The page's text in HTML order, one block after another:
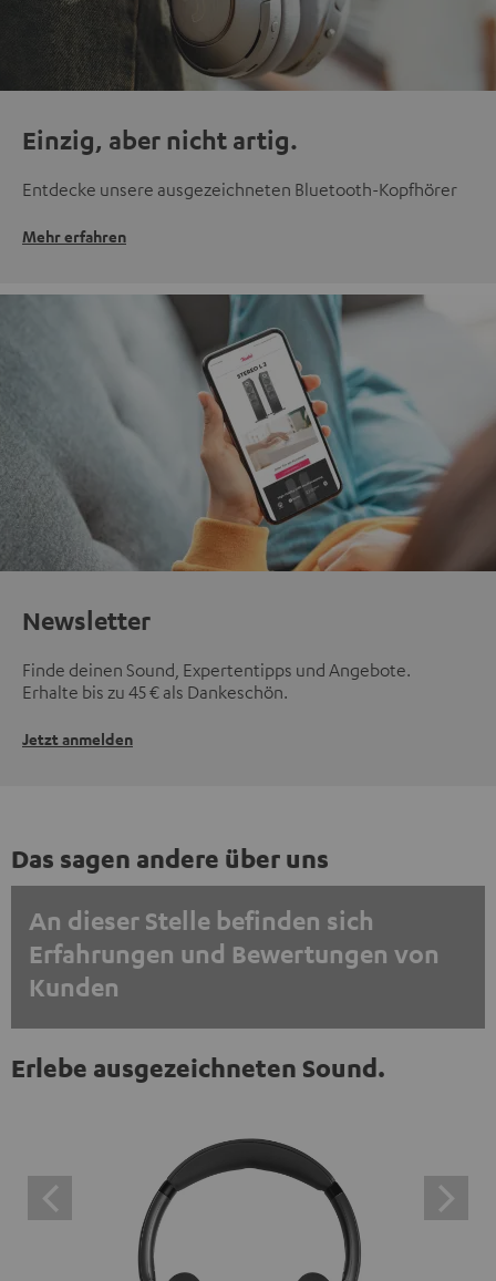
Einzig, aber nicht artig.
Entdecke unsere ausgezeichneten Bluetooth-Kopfhörer
Mehr erfahren
Newsletter
Finde deinen Sound, Expertentipps und Angebote.
Erhalte bis zu 45 € als Dankeschön.
Jetzt anmelden
Das sagen andere über uns
An dieser Stelle befinden sich
Erfahrungen und Bewertungen von
Kunden
EINMALIG ZUSTIMMEN UND ANZEIGEN
Trustpilot‑Bewertungen sind externe Inhalte. Der
externe Inhalt kann hier mit nur einem Klick angezeigt
werden. Mit dem Anklicken des Inhalts wird zugestimmt,
dass externe Inhalte angezeigt werden. Dabei können
personenbezogene Daten an Drittplattformen
Erlebe ausgezeichneten Sound.